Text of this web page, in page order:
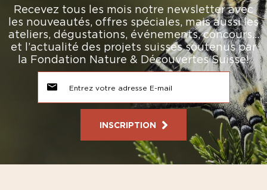
Recevez tous les mois notre newsletter avec
les nouveautés, offres spéciales, mais aussi les
ateliers, dégustations, événements, concours…
et l’actualité des projets suisses soutenus par
la Fondation Nature & Découvertes Suisse!
INSCRIPTION